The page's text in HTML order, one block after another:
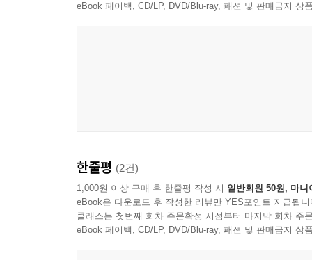
eBook 페이백, CD/LP, DVD/Blu-ray, 패션 및 판매금지 상
한줄평 (2건)
1,000원 이상 구매 후 한줄평 작성 시 일반회원 50원, 마니
eBook은 다운로드 후 작성한 리뷰만 YES포인트 지급됩니
클래스는 첫번째 회차 주문확정 시점부터 마지막 회차 주
eBook 페이백, CD/LP, DVD/Blu-ray, 패션 및 판매금지 상